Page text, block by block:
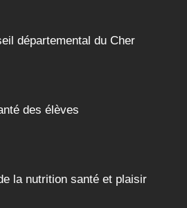
départemental du Cher
des élèves
la nutrition santé et plaisir